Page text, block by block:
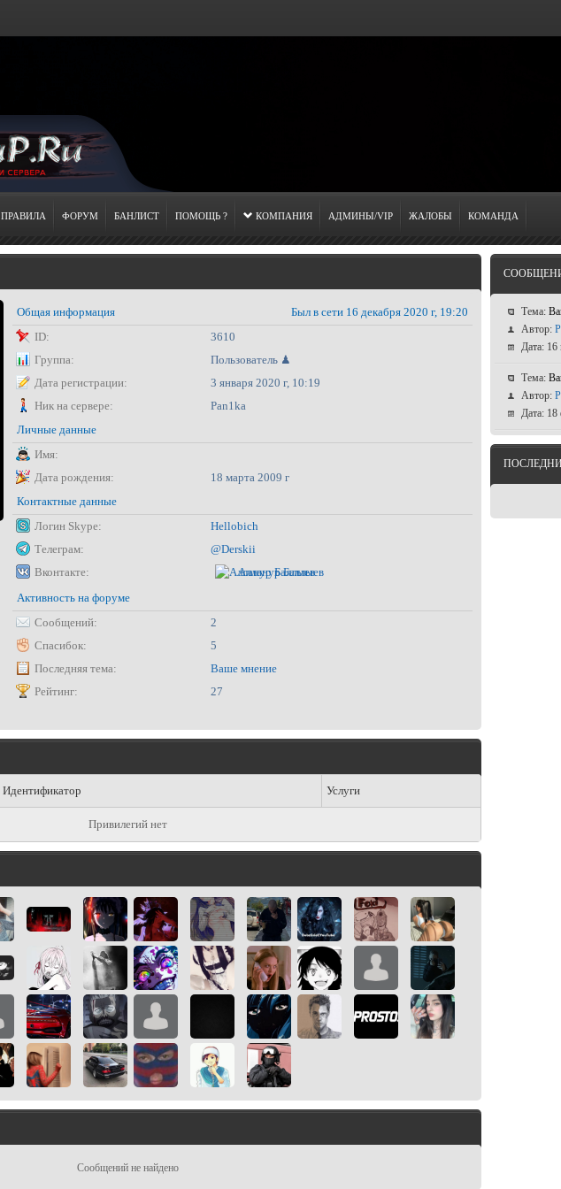
ПРАВИЛА ФОРУМ БАНЛИСТ ПОМОЩЬ ? КОМПАНИЯ АДМИНЫ/VIP ЖАЛОБЫ КОМАНДА
Общая информация
Был в сети 16 декабря 2020 г, 19:20
ID:
3610
Группа:
Пользователь ♟
Дата регистрации:
3 января 2020 г, 10:19
Ник на сервере:
Pan1ka
Личные данные
Имя:
Дата рождения:
18 марта 2009 г
Контактные данные
Логин Skype:
Hellobich
Телеграм:
@Derskii
Вконтакте:
Алланур Баллыев
Активность на форуме
Сообщений:
2
Спасибок:
5
Последняя тема:
Ваше мнение
Рейтинг:
27
Идентификатор Услуги
Привилегий нет
Сообщений не найдено
Тема:
Автор:
Дата: 16
Тема:
Автор:
Дата: 18